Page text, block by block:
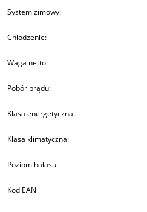
System zimowy:
Chłodzenie:
Waga netto:
Pobór prądu:
Klasa energetyczna:
Klasa klimatyczna:
Poziom hałasu:
Kod EAN